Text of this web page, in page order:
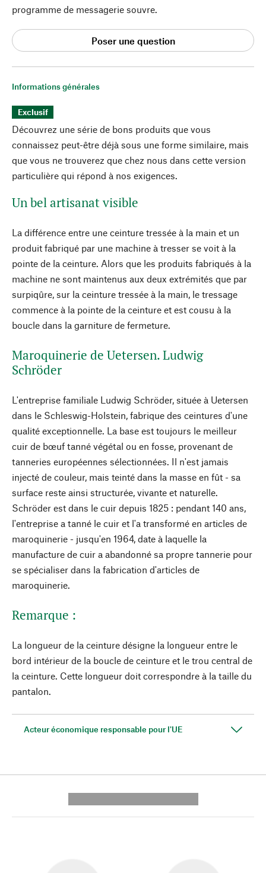
Informations générales
Exclusif
Découvrez une série de bons produits que vous
connaissez peut-être déjà sous une forme similaire, mais
que vous ne trouverez que chez nous dans cette version
particulière qui répond à nos exigences.
Un bel artisanat visible
La différence entre une ceinture tressée à la main et un
produit fabriqué par une machine à tresser se voit à la
pointe de la ceinture. Alors que les produits fabriqués à la
machine ne sont maintenus aux deux extrémités que par
surpiqûre, sur la ceinture tressée à la main, le tressage
commence à la pointe de la ceinture et est cousu à la
boucle dans la garniture de fermeture.
Maroquinerie de Uetersen. Ludwig
Schröder
L'entreprise familiale Ludwig Schröder, située à Uetersen
dans le Schleswig-Holstein, fabrique des ceintures d'une
qualité exceptionnelle. La base est toujours le meilleur
cuir de bœuf tanné végétal ou en fosse, provenant de
tanneries européennes sélectionnées. Il n'est jamais
injecté de couleur, mais teinté dans la masse en fût - sa
surface reste ainsi structurée, vivante et naturelle.
Schröder est dans le cuir depuis 1825 : pendant 140 ans,
l'entreprise a tanné le cuir et l'a transformé en articles de
maroquinerie - jusqu'en 1964, date à laquelle la
manufacture de cuir a abandonné sa propre tannerie pour
se spécialiser dans la fabrication d'articles de
maroquinerie.
Remarque :
La longueur de la ceinture désigne la longueur entre le
bord intérieur de la boucle de ceinture et le trou central de
la ceinture. Cette longueur doit correspondre à la taille du
pantalon.
Acteur économique responsable pour l'UE
programme de messagerie souvre.
Poser une question